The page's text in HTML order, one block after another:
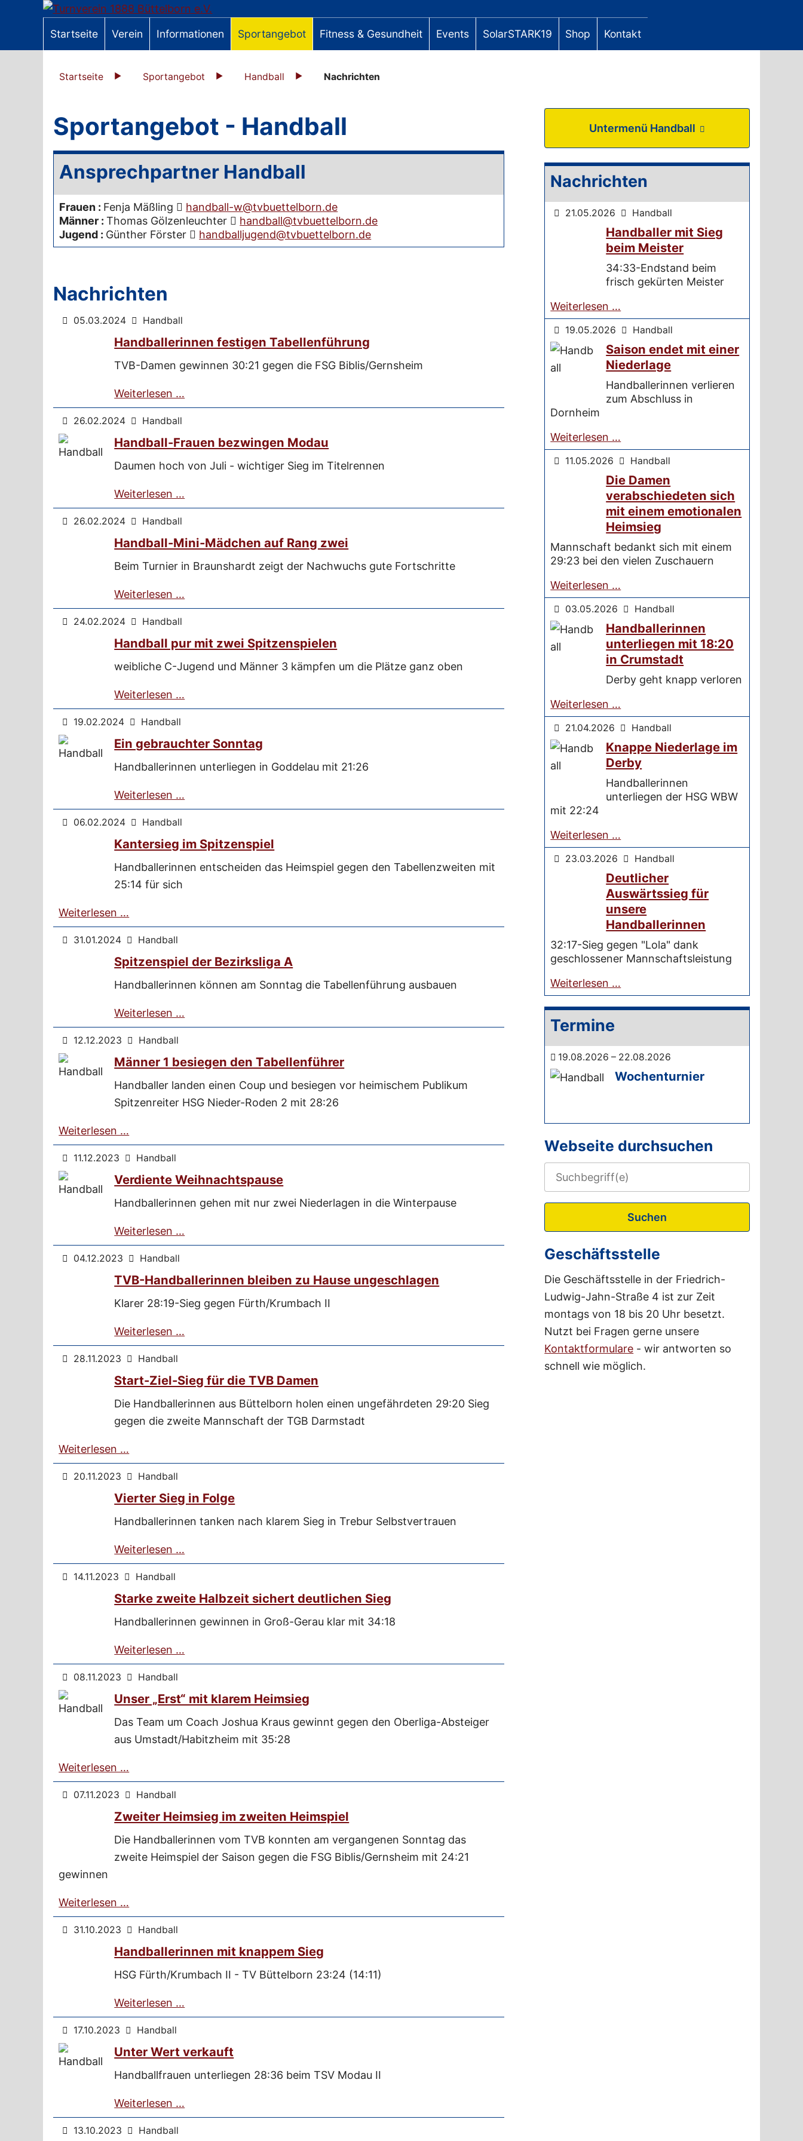
Startseite Verein Informationen Sportangebot Fitness & Gesundheit Events SolarSTARK19 Shop Kontakt
Startseite Sportangebot Handball Nachrichten
Sportangebot - Handball
Ansprechpartner Handball
Frauen : Fenja Mäßling
handball-w@tvbuettelborn.de
Männer :Thomas Gölzenleuchter
handball@tvbuettelborn.de
Jugend : Günther Förster handballjugend@tvbuettelborn.de
Nachrichten
05.03.2024 Handball
Handballerinnen festigen Tabellenführung
TVB-Damen gewinnen 30:21 gegen die FSG Biblis/Gernsheim
Weiterlesen …
26.02.2024 Handball
Handball-Frauen bezwingen Modau
Daumen hoch von Juli - wichtiger Sieg im Titelrennen
Weiterlesen …
26.02.2024 Handball
Handball-Mini-Mädchen auf Rang zwei
Beim Turnier in Braunshardt zeigt der Nachwuchs gute Fortschritte
Weiterlesen …
24.02.2024 Handball
Handball pur mit zwei Spitzenspielen
weibliche C-Jugend und Männer 3 kämpfen um die Plätze ganz oben
Weiterlesen …
19.02.2024 Handball
Ein gebrauchter Sonntag
Handballerinnen unterliegen in Goddelau mit 21:26
Weiterlesen …
06.02.2024 Handball
Kantersieg im Spitzenspiel
Handballerinnen entscheiden das Heimspiel gegen den Tabellenzweiten mit
25:14 für sich
Weiterlesen …
31.01.2024 Handball
Spitzenspiel der Bezirksliga A
Handballerinnen können am Sonntag die Tabellenführung ausbauen
Weiterlesen …
12.12.2023 Handball
Männer 1 besiegen den Tabellenführer
Handballer landen einen Coup und besiegen vor heimischem Publikum
Spitzenreiter HSG Nieder-Roden 2 mit 28:26
Weiterlesen …
11.12.2023 Handball
Verdiente Weihnachtspause
Handballerinnen gehen mit nur zwei Niederlagen in die Winterpause
Weiterlesen …
04.12.2023 Handball
TVB-Handballerinnen bleiben zu Hause ungeschlagen
Klarer 28:19-Sieg gegen Fürth/Krumbach II
Weiterlesen …
28.11.2023 Handball
Start-Ziel-Sieg für die TVB Damen
Die Handballerinnen aus Büttelborn holen einen ungefährdeten 29:20 Sieg
gegen die zweite Mannschaft der TGB Darmstadt
Weiterlesen …
20.11.2023 Handball
Vierter Sieg in Folge
Handballerinnen tanken nach klarem Sieg in Trebur Selbstvertrauen
Weiterlesen …
14.11.2023 Handball
Starke zweite Halbzeit sichert deutlichen Sieg
Handballerinnen gewinnen in Groß-Gerau klar mit 34:18
Weiterlesen …
08.11.2023 Handball
Unser „Erst“ mit klarem Heimsieg
Das Team um Coach Joshua Kraus gewinnt gegen den Oberliga-Absteiger
aus Umstadt/Habitzheim mit 35:28
Weiterlesen …
07.11.2023 Handball
Zweiter Heimsieg im zweiten Heimspiel
Die Handballerinnen vom TVB konnten am vergangenen Sonntag das
zweite Heimspiel der Saison gegen die FSG Biblis/Gernsheim mit 24:21
gewinnen
Weiterlesen …
31.10.2023 Handball
Handballerinnen mit knappem Sieg
HSG Fürth/Krumbach II - TV Büttelborn 23:24 (14:11)
Weiterlesen …
17.10.2023 Handball
Unter Wert verkauft
Handballfrauen unterliegen 28:36 beim TSV Modau II
Weiterlesen …
13.10.2023 Handball
Untermenü Handball
Nachrichten
21.05.2026 Handball
Handballer mit Sieg
beim Meister
34:33-Endstand beim
frisch gekürten Meister
Weiterlesen …
19.05.2026 Handball
Saison endet mit einer
Niederlage
Handballerinnen verlieren
zum Abschluss in
Dornheim
Weiterlesen …
11.05.2026 Handball
Die Damen
verabschiedeten sich
mit einem emotionalen
Heimsieg
Mannschaft bedankt sich mit einem
29:23 bei den vielen Zuschauern
Weiterlesen …
03.05.2026 Handball
Handballerinnen
unterliegen mit 18:20
in Crumstadt
Derby geht knapp verloren
Weiterlesen …
21.04.2026 Handball
Knappe Niederlage im
Derby
Handballerinnen
unterliegen der HSG WBW
mit 22:24
Weiterlesen …
23.03.2026 Handball
Deutlicher
Auswärtssieg für
unsere
Handballerinnen
32:17-Sieg gegen "Lola" dank
geschlossener Mannschaftsleistung
Weiterlesen …
Termine
19.08.2026 – 22.08.2026
Wochenturnier
Webseite durchsuchen
Suchen
Geschäftsstelle
Die Geschäftsstelle in der Friedrich-
Ludwig-Jahn-Straße 4 ist zur Zeit
montags von 18 bis 20 Uhr besetzt.
Nutzt bei Fragen gerne unsere
Kontaktformulare - wir antworten so
schnell wie möglich.